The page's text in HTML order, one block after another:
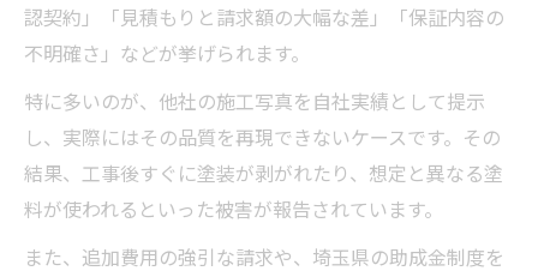
認契約」「見積もりと請求額の大幅な差」「保証内容の
不明確さ」などが挙げられます。
特に多いのが、他社の施工写真を自社実績として提示
し、実際にはその品質を再現できないケースです。その
結果、工事後すぐに塗装が剥がれたり、想定と異なる塗
料が使われるといった被害が報告されています。
また、追加費用の強引な請求や、埼玉県の助成金制度を